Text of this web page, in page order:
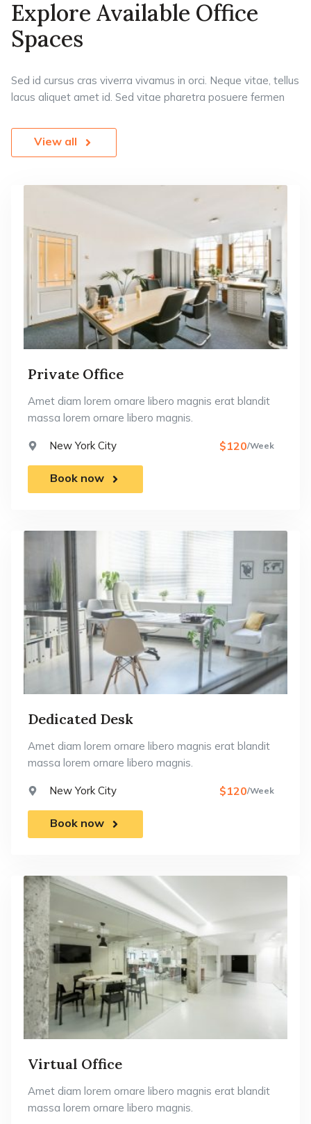
Explore Available Office
Spaces
Sed id cursus cras viverra vivamus in orci. Neque vitae, tellus
lacus aliquet amet id. Sed vitae pharetra posuere fermen
View all
Private Office
Amet diam lorem ornare libero magnis erat blandit
massa lorem ornare libero magnis.
New York City $120/Week
Book now
Dedicated Desk
Amet diam lorem ornare libero magnis erat blandit
massa lorem ornare libero magnis.
New York City $120/Week
Book now
Virtual Office
Amet diam lorem ornare libero magnis erat blandit
massa lorem ornare libero magnis.